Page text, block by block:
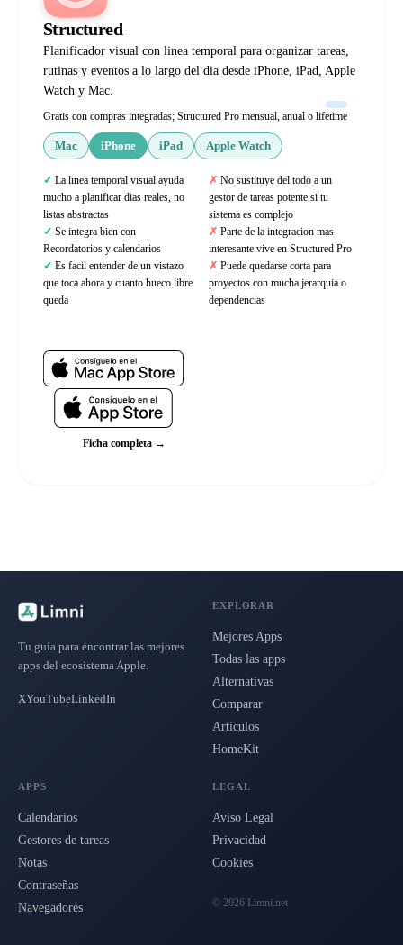
Structured
Planificador visual con linea temporal para organizar tareas,
rutinas y eventos a lo largo del dia desde iPhone, iPad, Apple
Watch y Mac.
Gratis con compras integradas; Structured Pro mensual, anual o lifetime
Mac iPhone iPad Apple Watch
La linea temporal visual ayuda
mucho a planificar dias reales, no
listas abstractas
Se integra bien con
Recordatorios y calendarios
Es facil entender de un vistazo
que toca ahora y cuanto hueco libre
queda
No sustituye del todo a un
gestor de tareas potente si tu
sistema es complejo
Parte de la integracion mas
interesante vive en Structured Pro
Puede quedarse corta para
proyectos con mucha jerarquia o
dependencias
Ficha completa →
Tu guía para encontrar las mejores
apps del ecosistema Apple.
XYouTubeLinkedIn
EXPLORAR
Mejores Apps
Todas las apps
Alternativas
Comparar
Artículos
HomeKit
APPS
Calendarios
Gestores de tareas
Notas
Contraseñas
Navegadores
LEGAL
Aviso Legal
Privacidad
Cookies
© 2026 Limni.net